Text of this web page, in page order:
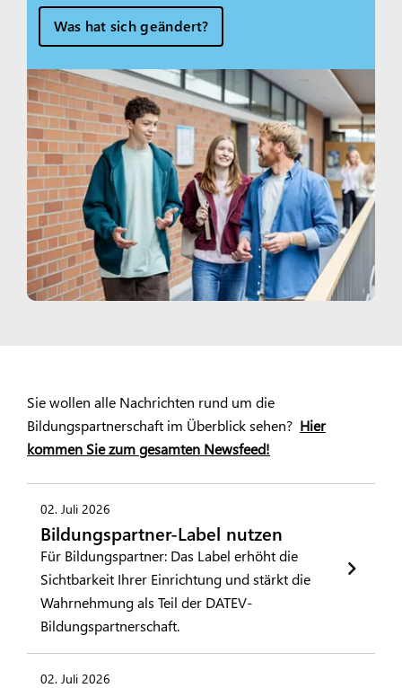
Was hat sich geändert?
Sie wollen alle Nachrichten rund um die
Bildungspartnerschaft im Überblick sehen? Hier
kommen Sie zum gesamten Newsfeed!
02. Juli 2026
Bildungspartner-Label nutzen
Für Bildungspartner: Das Label erhöht die
Sichtbarkeit Ihrer Einrichtung und stärkt die
Wahrnehmung als Teil der DATEV-
Bildungspartnerschaft.
02. Juli 2026